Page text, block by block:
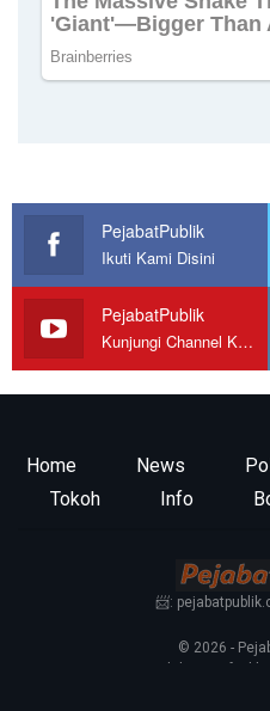
PejabatPublik
Ikuti Kami Disini
PejabatPublik
Kunjungi Channel Kami
Home News
Tokoh
Info
📨:
© 2026 -